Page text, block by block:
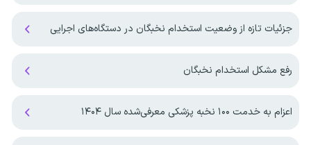
جزئیات تازه از وضعیت استخدام نخبگان در دستگاه‌های اجرایی
رفع مشکل استخدام نخبگان
اعزام به خدمت ۱۰۰ نخبه پزشکی معرفی‌شده سال ۱۴۰۴